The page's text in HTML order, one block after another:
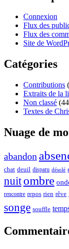
Connexion
Flux des
Flux des
Site de
Catégories
Contributions
Extraits de la
Non classé
Textes de
Nuage de
abandon
chat deuil disparu désolé
nuit ombre
rencontre repos rien rêve
songe souffle